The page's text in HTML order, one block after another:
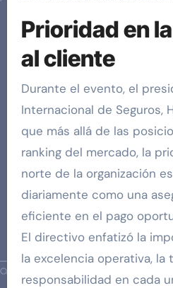
Prioridad en
al cliente
Durante el evento, el
Internacional de Seguros,
que más allá de las
ranking del mercado, la
norte de la organización
diariamente como una
eficiente en el pago
El directivo enfatizó la
la excelencia operativa, la
responsabilidad en cada